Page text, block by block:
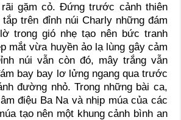
rãi gặm cỏ. Đứng trước cảnh thiên
trên đỉnh núi Charly những đám
trong gió nhẹ tạo nên bức tranh
mắt vừa huyền ảo lạ lùng gây cảm
núi vẫn còn đó, mây trắng vẫn
bay bay lơ lửng ngang qua trước
đường nhỏ. Trong những bài ca,
điệu Ba Na và nhịp múa của các
tạo nên một khung cảnh bình an